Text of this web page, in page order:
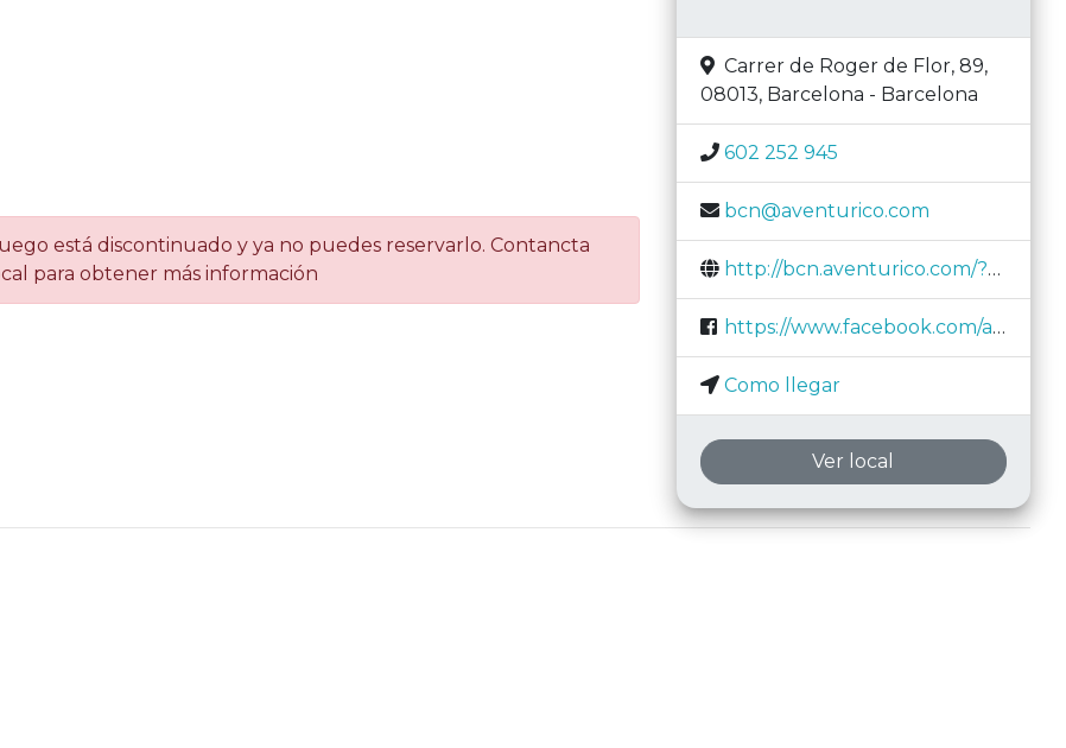
está discontinuado y ya no puedes reservarlo. Contancta
para obtener más información
Carrer de Roger de Flor, 89,
08013, Barcelona - Barcelona
602 252 945
bcn@aventurico.com
http://bcn.aventurico.com/?utm_source=escapistas.club
https://www.facebook.com/aventuricobcn/
Como llegar
Ver local